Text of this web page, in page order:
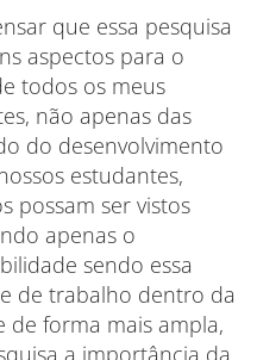
que essa pesquisa
aspectos para o
todos os meus
não apenas das
do desenvolvimento
estudantes,
possam ser vistos
apenas o
sendo essa
de trabalho dentro da
de forma mais ampla,
a importância da